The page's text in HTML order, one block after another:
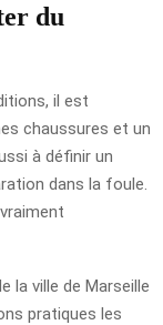
du
il est
chaussures et un
à définir un
dans la foule.
la ville de Marseille
pratiques les